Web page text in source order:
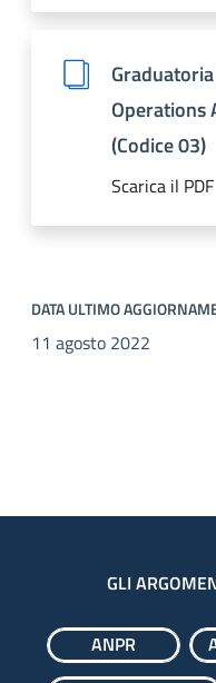
Operations
(Codice 03)
Scarica il PDF
DATA ULTIMO
11 agosto 2022
GLI
ANPR